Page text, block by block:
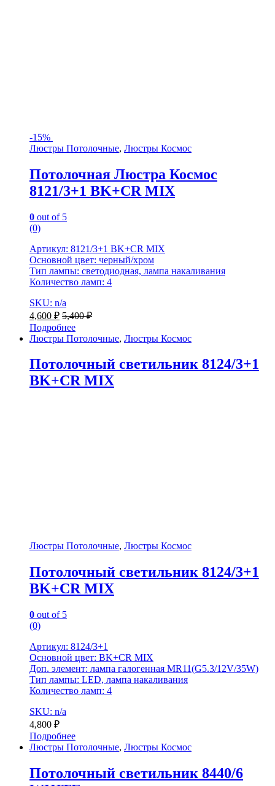
-15%
Люстры Потолочные, Люстры Космос
Потолочная Люстра Космос
8121/3+1 BK+CR MIX
0 out of 5
(0)
Артикул: 8121/3+1 BK+CR MIX
Основной цвет: черный/хром
Тип лампы: светодиодная, лампа накаливания
Количество ламп: 4
SKU: n/a
4,600 ₽ 5,400₽
Подробнее
Люстры Потолочные, Люстры Космос
Потолочный светильник 8124/3+1
BK+CR MIX
Люстры Потолочные, Люстры Космос
Потолочный светильник 8124/3+1
BK+CR MIX
0 out of 5
(0)
Артикул: 8124/3+1
Основной цвет: BK+CR MIX
Доп. элемент: лампа галогенная MR11(G5.3/12V/35W)
Тип лампы: LED, лампа накаливания
Количество ламп: 4
SKU: n/a
4,800 ₽
Подробнее
Люстры Потолочные, Люстры Космос
Потолочный светильник 8440/6